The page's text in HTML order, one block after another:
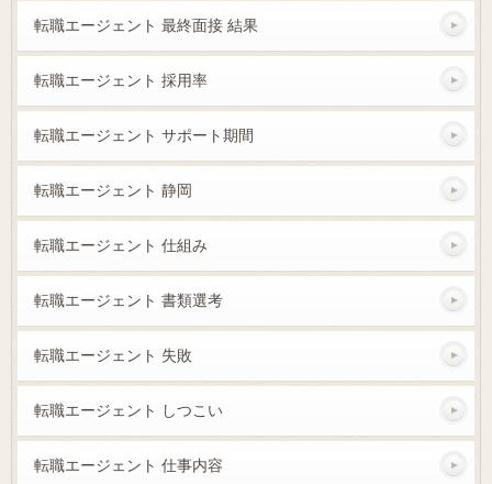
転職エージェント 最終面接 結果
転職エージェント 採用率
転職エージェント サポート期間
転職エージェント 静岡
転職エージェント 仕組み
転職エージェント 書類選考
転職エージェント 失敗
転職エージェント しつこい
転職エージェント 仕事内容